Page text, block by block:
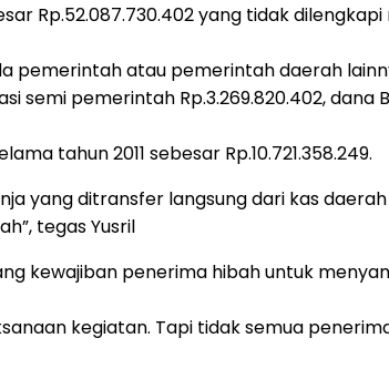
Rp.52.087.730.402 yang tidak
pemerintah atau pemerintah daerah
pemerintah Rp.3.269.820.402, dana
tahun 2011 sebesar Rp.10.721.358.249.
yang ditransfer langsung dari kas
tegas Yusril
kewajiban penerima hibah untuk
kegiatan. Tapi tidak semua